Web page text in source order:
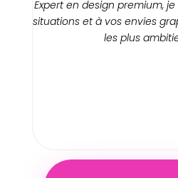
Expert en design premium,
situations et à vos envies
les plus